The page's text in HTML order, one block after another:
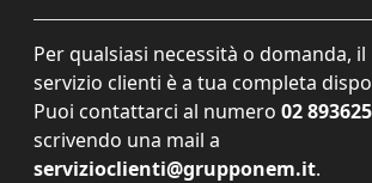
Per qualsiasi necessità o domanda,
servizio clienti è a tua completa
Puoi contattarci al numero 02
scrivendo una mail a
servizioclienti@grupponem.it.